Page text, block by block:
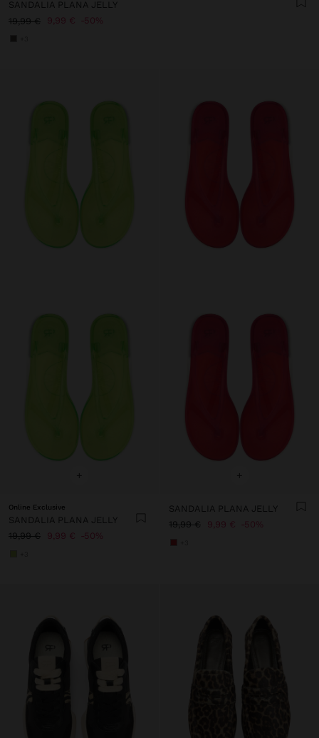
SANDALIA PLANA JELLY
19,99 €
9,99 € 50%
+
Online Exclusive
SANDALIA PLANA JELLY
19,99 €
9,99 € 50%
+
SANDALIA PLANA JELLY
19,99 €
9,99 € 50%